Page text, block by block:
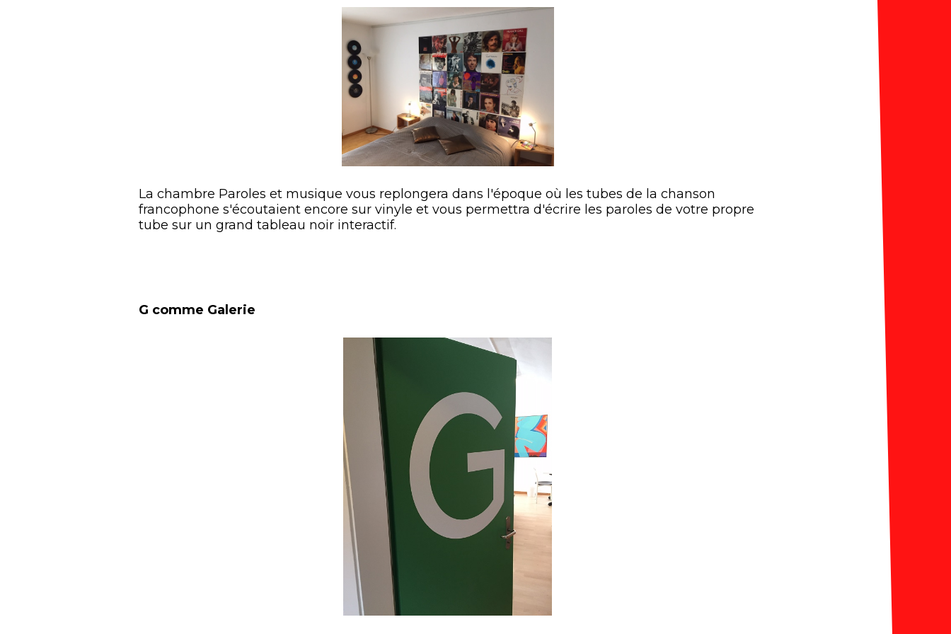
La chambre Paroles et musique vous replongera dans l'époque où les tubes de la chanson
francophone s'écoutaient encore sur vinyle et vous permettra d'écrire les paroles de votre propre
tube sur un grand tableau noir interactif.
G comme Galerie